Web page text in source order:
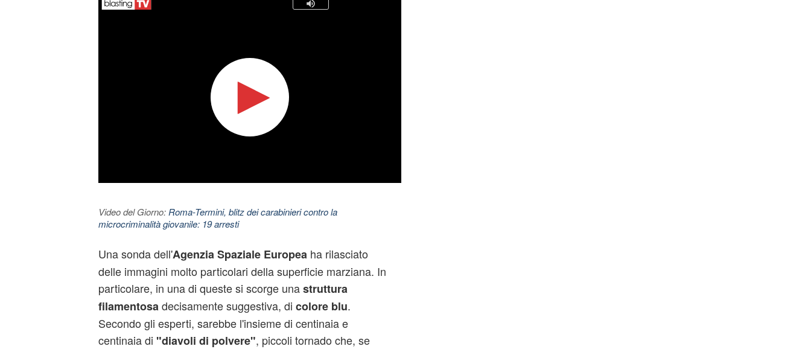
Video del Giorno: Roma-Termini, blitz dei carabinieri contro la
microcriminalità giovanile: 19 arresti
Una sonda dell'Agenzia Spaziale Europea ha rilasciato
delle immagini molto particolari della superficie marziana. In
particolare, in una di queste si scorge unastruttura
filamentosadecisamente suggestiva, di colore blu.
Secondo gli esperti, sarebbe l'insieme di centinaia e
centinaia di "diavoli di polvere", piccoli tornado che, se